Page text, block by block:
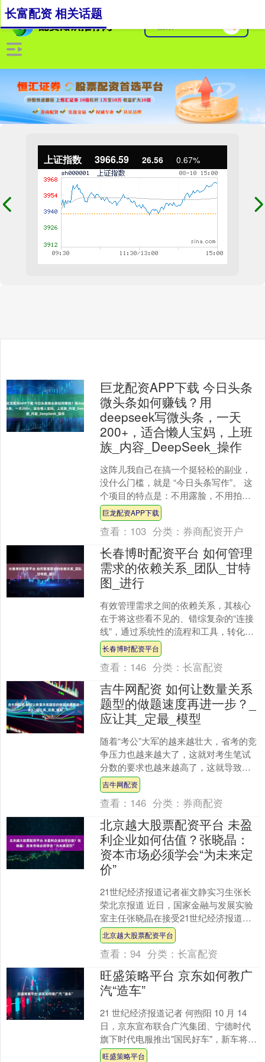
上证指数 3966.59 26.56 0.67%
长富配资 相关话题
巨龙配资APP下载 今日头条
微头条如何赚钱？用
deepseek写微头条，一天
200+，适合懒人宝妈，上班
族_内容_DeepSeek_操作
这阵儿我自己在搞一个挺轻松的副业，
没什么门槛，就是 “今日头条写作”。 这
个项目的特点是：不用露脸，不用拍视
频，也不用写出多厉害的文章，一部手
机，再加上点零碎时....
巨龙配资APP下载
查看： 103 分类： 券商配资开户
长春博时配资平台 如何管理
需求的依赖关系_团队_甘特
图_进行
有效管理需求之间的依赖关系，其核心
在于将这些看不见的、错综复杂的“连接
线”，通过系统性的流程和工具，转化为
清晰的、可视化的、可被主动管理的“契
约网络”。一套成熟....
长春博时配资平台
查看： 146 分类：长富配资
吉牛网配资 如何让数量关系
题型的做题速度再进一步？_
应让其_定最_模型
随着“考公”大军的越来越壮大，省考的竞
争压力也越来越大了，这就对考生笔试
分数的要求也越来越高了，这就导致行
测中的最难题型——数量关系的重要程
度进一步有所提升，但....
吉牛网配资
查看： 146 分类： 券商配资
北京越大股票配资平台 未盈
利企业如何估值？张晓晶：
资本市场必须学会“为未来定
价”
21世纪经济报道记者崔文静实习生张长
荣北京报道 近日，国家金融与发展实验
室主任张晓晶在接受21世纪经济报道专
访时指出，提升资本市场包容性的核心
在于构建面向未来的....
北京越大股票配资平台
查看：94 分类：长富配资
旺盛策略平台 京东如何教广
汽“造车”
21 世纪经济报道记者 何煦阳 10 月 14
日，京东宣布联合广汽集团、宁德时代
旗下时代电服推出"国民好车"，新车将于
11 月 9 日京东双十一期间正式发布....
旺盛策略平台